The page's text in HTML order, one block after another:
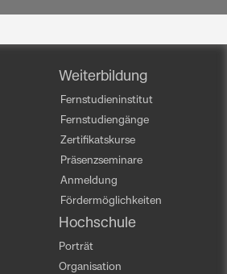
Weiterbildung
Fernstudieninstitut
Fernstudiengänge
Zertifikatskurse
Präsenzseminare
Anmeldung
Fördermöglichkeiten
Hochschule
Porträt
Organisation